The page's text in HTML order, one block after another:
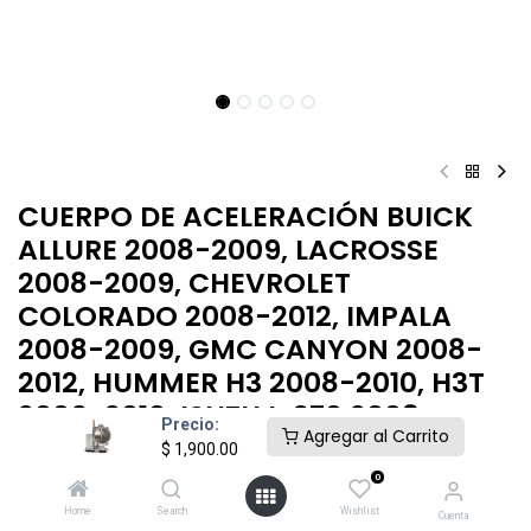
Precio:
$ 1,900.00
Agregar al Carrito
Home Search
0
Wishlist Cuenta
CUERPO DE ACELERACIÓN BUICK
ALLURE 2008-2009, LACROSSE
2008-2009, CHEVROLET
COLORADO 2008-2012, IMPALA
2008-2009, GMC CANYON 2008-
2012, HUMMER H3 2008-2010, H3T
2009-2010, ISUZU I-370 2008